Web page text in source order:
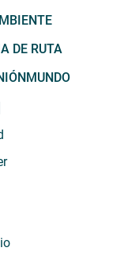
DE RUTA
MUNDO